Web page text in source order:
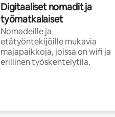
Digitaaliset nomadit ja
työmatkalaiset
Nomadeille ja
etätyöntekijöille mukavia
majapaikkoja, joissa on wifi ja
erillinen työskentelytila.